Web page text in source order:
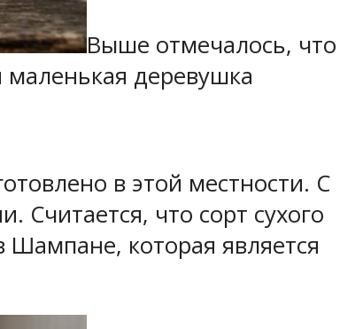
Выше отмечалось, что
маленькая деревушка
в этой местности. С
Считается, что сорт сухого
Шампане, которая является